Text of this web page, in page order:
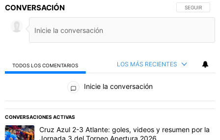
CONVERSACIÓN SIGA ESTA
SEGUIR
TODOS LOS COMENTARIOS LOS MÁS RECIENTES
Todos los comentarios
Inicie la conversación